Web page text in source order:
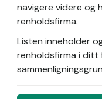
navigere videre og
renholdsfirma.
Listen inneholder
renholdsfirma i ditt